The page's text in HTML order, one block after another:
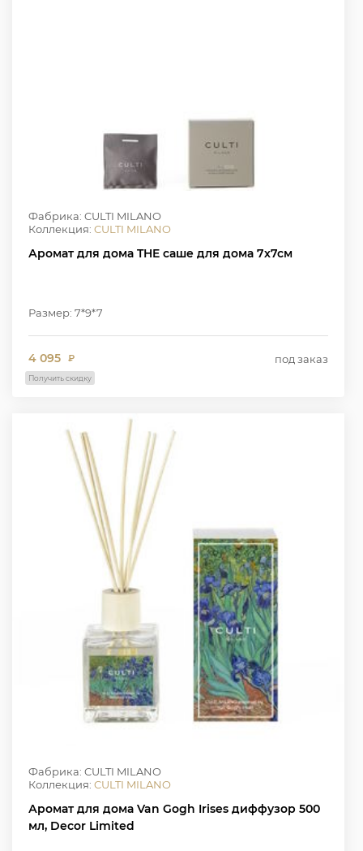
Фабрика: CULTI MILANO
Коллекция: CULTI MILANO
Аромат для дома THE саше для дома 7х7см
Размер: 7*9*7
4 095 ₽ под заказ
Получить скидку
Фабрика: CULTI MILANO
Коллекция: CULTI MILANO
Аромат для дома Van Gogh Irises диффузор 500
мл, Decor Limited